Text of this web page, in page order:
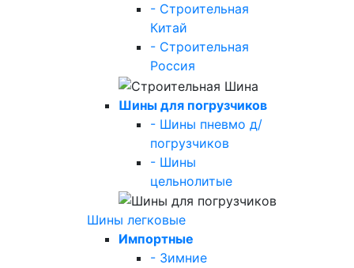
- Строительная
Китай
- Строительная
Россия
Шины для погрузчиков
- Шины пневмо д/
погрузчиков
- Шины
цельнолитые
Шины легковые
Импортные
- Зимние